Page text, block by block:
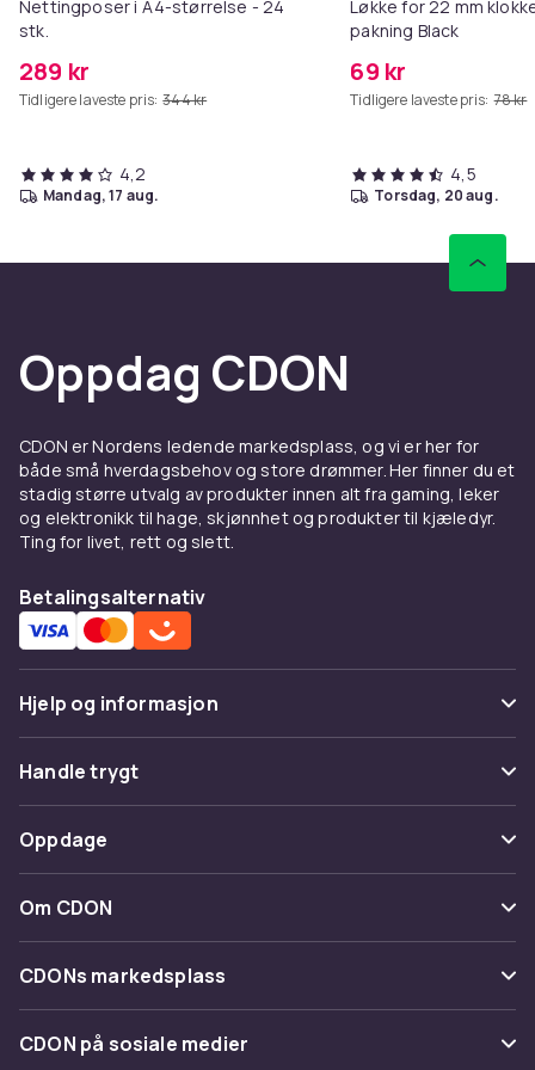
Nettingposer i A4-størrelse - 24
stk.
289 kr
Tidligere laveste pris: 344 kr
4,2
mandag, 17 aug.
Løkke for 22 mm
pakning Black
69 kr
Tidligere laveste pris: 78 kr
4,5
torsdag, 20 aug.
Oppdag CDON
CDON er Nordens ledende markedsplass, og vi er her for
både små hverdagsbehov og store drømmer. Her finner du et
stadig større utvalg av produkter innen alt fra gaming, leker
og elektronikk til hage, skjønnhet og produkter til kjæledyr.
Ting for livet, rett og slett.
Betalingsalternativ
Hjelp og informasjon
Vanlige spørsmål
Spor pakke
Angre & returner her
Kontakt oss
Handle trygt
Betaling
Levering
Tilbakekallinger
Oppdage
Kategorier
Varemerker
Om CDON
Om oss
Kundeanmeldelser
Jobbe på CDON
CDONs markedsplass
Merchant Help Center
CDON på sosiale medier